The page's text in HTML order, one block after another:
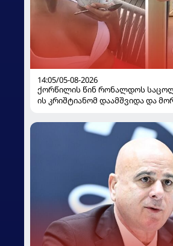
14:05/05-08-2026
ქორწილის წინ რონალდოს
ის კრიშტიანომ დაამშვიდა და